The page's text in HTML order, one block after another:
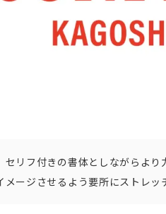
リフ付きの書体としながらよ
ージさせるよう要所にストレッ